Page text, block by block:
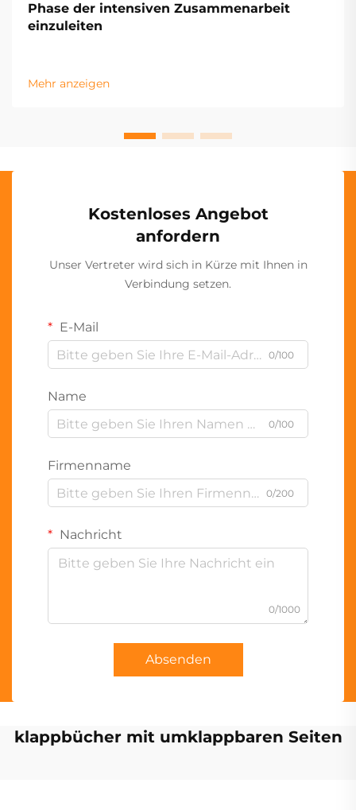
Phase der intensiven Zusammenarbeit
einzuleiten
Mehr anzeigen
Kostenloses Angebot
anfordern
Unser Vertreter wird sich in Kürze mit Ihnen in
Verbindung setzen.
E-Mail
0/100
Name
0/100
Firmenname
0/200
Nachricht
0/1000
Absenden
klappbücher mit umklappbaren Seiten